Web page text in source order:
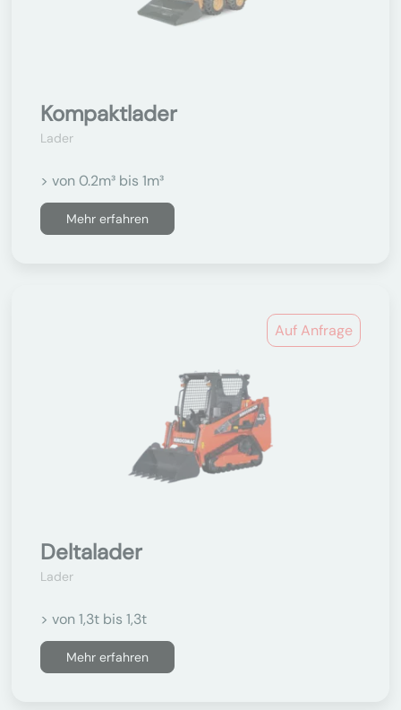
Kompaktlader
Lader
> von 0.2m³ bis 1m³
Mehr erfahren
Auf Anfrage
Deltalader
Lader
> von 1,3t bis 1,3t
Mehr erfahren